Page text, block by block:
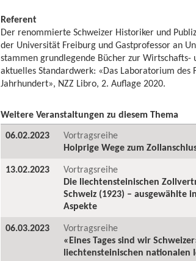
Referent
Der renommierte Schweizer Historiker und
der Universität Freiburg und Gastprofessor an
stammen grundlegende Bücher zur Wirtschafts-
aktuelles Standardwerk: «Das Laboratorium des
Jahrhundert», NZZ Libro, 2. Auflage 2020.
Weitere Veranstaltungen zu diesem Thema
06.02.2023
Vortragsreihe
Holprige Wege zum
13.02.2023
Vortragsreihe
Die liechtensteinischen
Schweiz (1923) –
Aspekte
06.03.2023
Vortragsreihe
«Eines Tages sind wir
liechtensteinischen